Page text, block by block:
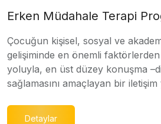
Erken Müdahale Terapi
Çocuğun kişisel, sosyal ve
gelişiminde en önemli
yoluyla, en üst düzey konuşma
sağlamasını amaçlayan bir
Detaylar